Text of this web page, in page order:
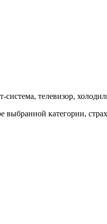
система, телевизор,
выбранной категории,